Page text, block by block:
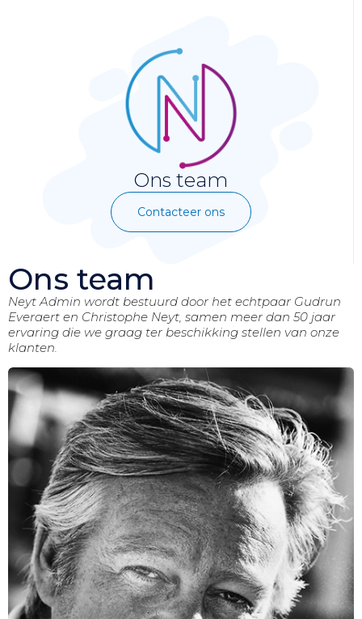
Ons team
Contacteer ons
Ons team
Neyt Admin wordt bestuurd door het echtpaar Gudrun
Everaert en Christophe Neyt, samen meer dan 50 jaar
ervaring die we graag ter beschikking stellen van onze
klanten.